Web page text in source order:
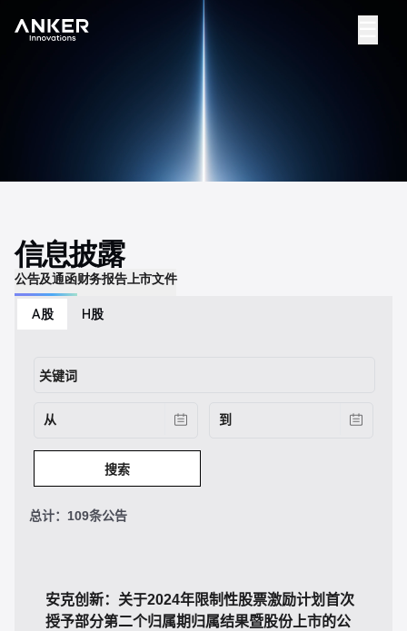
信息披露
公告及通函财务报告上市文件
A股 H股